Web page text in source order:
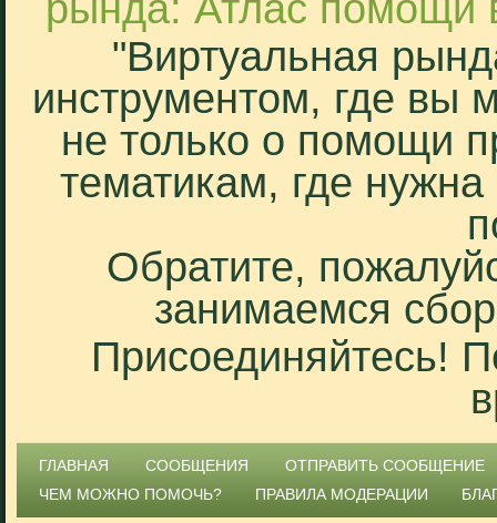
"Виртуальная
инструментом, где вы
не только о помощи
тематикам, где
Обратите,
занимаемся
Присоединяйтесь!
ГЛАВНАЯ СООБЩЕНИЯ
ОТПРАВИТЬ СООБЩЕНИЕ
ЧЕМ МОЖНО ПОМОЧЬ?
ПРАВИЛА МОДЕРАЦИИ